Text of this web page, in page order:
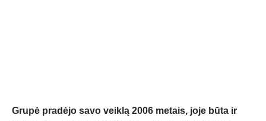
Grupė pradėjo savo veiklą 2006 metais, joje būta ir